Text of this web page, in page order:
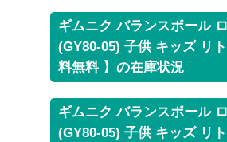
ギムニク バランスボール
(GY80-05) 子供 キッズ リ
料無料 】の在庫状況
ギムニク バランスボール
(GY80-05) 子供 キッズ リ